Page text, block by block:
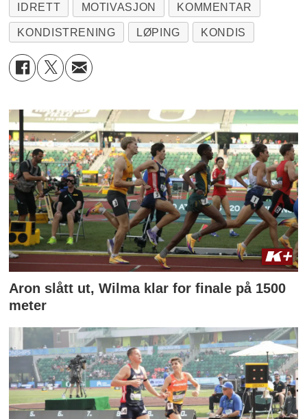
IDRETT MOTIVASJON KOMMENTAR
KONDISTRENING LØPING KONDIS
Aron slått ut, Wilma klar for finale på 1500
meter